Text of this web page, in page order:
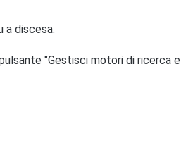
a discesa.
"Gestisci motori di ricerca e